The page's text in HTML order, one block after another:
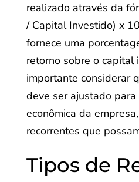
realizado através da
/ Capital Investido) x
fornece uma
retorno sobre o capital
importante considerar
deve ser ajustado
econômica da
recorrentes que
Tipos de